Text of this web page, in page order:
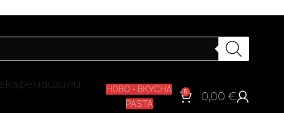
кафемашини
НОВО - ВКУСНА
PASTA
0 0,00 €